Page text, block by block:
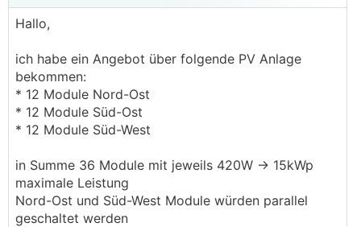
Hallo,
ich habe ein Angebot über folgende PV Anlage
bekommen:
* 12 Module Nord-Ost
* 12 Module Süd-Ost
* 12 Module Süd-West
in Summe 36 Module mit jeweils 420W -> 15kWp
maximale Leistung
Nord-Ost und Süd-West Module würden parallel
geschaltet werden